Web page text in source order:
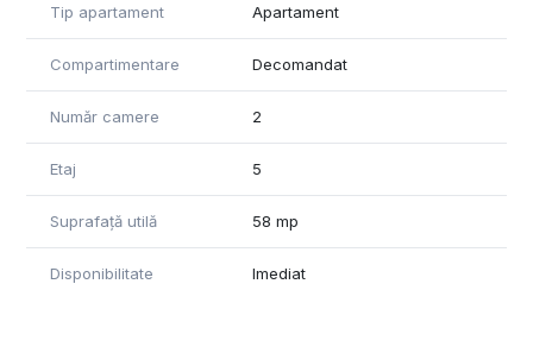
află în imediata apropiere.
• Acces facil către centrul orașului și toate mijloacele de
transport public.
• Liber, cu disponibilitate imediata
• Chiria lunară este de 450 euro + 1 luna garantie
Exclus agentii.
Tip apartament Apartament
Compartimentare Decomandat
Număr camere 2
Etaj 5
Suprafață utilă 58 mp
Disponibilitate Imediat